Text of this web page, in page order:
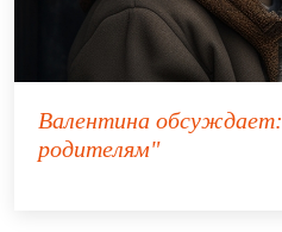
Валентина обсуждает:
родителям"